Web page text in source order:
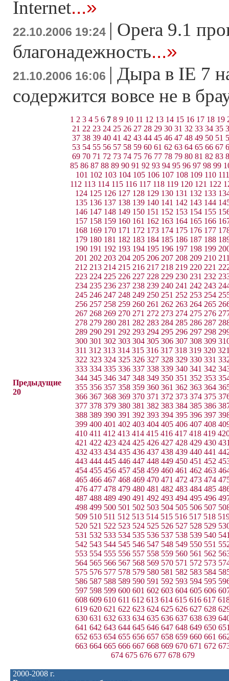
Internet...»
22.10.2006 19:24 | Opera 9.1
благонадежность...»
21.10.2006 16:06 | Дыра в IE 7
содержится вовсе не в
Предыдущие
20
1 2 3 4 5 6 7 8 9 10 11 12 13 14 15 16 17 18 19
21 22 23 24 25 26 27 28 29 30 31 32 33 34 35
37 38 39 40 41 42 43 44 45 46 47 48 49 50 51
53 54 55 56 57 58 59 60 61 62 63 64 65 66 67
69 70 71 72 73 74 75 76 77 78 79 80 81 82 83
85 86 87 88 89 90 91 92 93 94 95 96 97 98 99
101 102 103 104 105 106 107 108 109 110 111
112 113 114 115 116 117 118 119 120 121 122
124 125 126 127 128 129 130 131 132 133
135 136 137 138 139 140 141 142 143 144
146 147 148 149 150 151 152 153 154 155
157 158 159 160 161 162 163 164 165 166
168 169 170 171 172 173 174 175 176 177
179 180 181 182 183 184 185 186 187 188
190 191 192 193 194 195 196 197 198 199
201 202 203 204 205 206 207 208 209 210
212 213 214 215 216 217 218 219 220 221
223 224 225 226 227 228 229 230 231 232
234 235 236 237 238 239 240 241 242 243
245 246 247 248 249 250 251 252 253 254
256 257 258 259 260 261 262 263 264 265
267 268 269 270 271 272 273 274 275 276
278 279 280 281 282 283 284 285 286 287
289 290 291 292 293 294 295 296 297 298
300 301 302 303 304 305 306 307 308 309
311 312 313 314 315 316 317 318 319 320
322 323 324 325 326 327 328 329 330 331
333 334 335 336 337 338 339 340 341 342
344 345 346 347 348 349 350 351 352 353
355 356 357 358 359 360 361 362 363 364
366 367 368 369 370 371 372 373 374 375
377 378 379 380 381 382 383 384 385 386
388 389 390 391 392 393 394 395 396 397
399 400 401 402 403 404 405 406 407 408
410 411 412 413 414 415 416 417 418 419
421 422 423 424 425 426 427 428 429 430
432 433 434 435 436 437 438 439 440 441
443 444 445 446 447 448 449 450 451 452
454 455 456 457 458 459 460 461 462 463
465 466 467 468 469 470 471 472 473 474
476 477 478 479 480 481 482 483 484 485
487 488 489 490 491 492 493 494 495 496
498 499 500 501 502 503 504 505 506 507
509 510 511 512 513 514 515 516 517 518
520 521 522 523 524 525 526 527 528 529
531 532 533 534 535 536 537 538 539 540
542 543 544 545 546 547 548 549 550 551
553 554 555 556 557 558 559 560 561 562
564 565 566 567 568 569 570 571 572 573
575 576 577 578 579 580 581 582 583 584
586 587 588 589 590 591 592 593 594 595
597 598 599 600 601 602 603 604 605 606
608 609 610 611 612 613 614 615 616 617
619 620 621 622 623 624 625 626 627 628
630 631 632 633 634 635 636 637 638 639
641 642 643 644 645 646 647 648 649 650
652 653 654 655 656 657 658 659 660 661
663 664 665 666 667 668 669 670 671 672
674 675 676 677 678 679
2000-2008 г.